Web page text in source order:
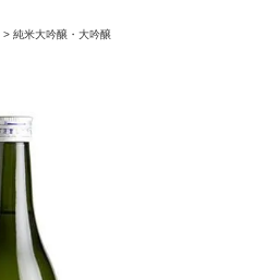
> 純米大吟醸・大吟醸